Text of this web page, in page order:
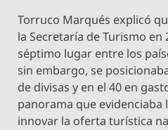
Torruco Marqués explicó
la Secretaría de Turismo en
séptimo lugar entre los
sin embargo, se
de divisas y en el 40 en
panorama que evidenciaba
innovar la oferta turística